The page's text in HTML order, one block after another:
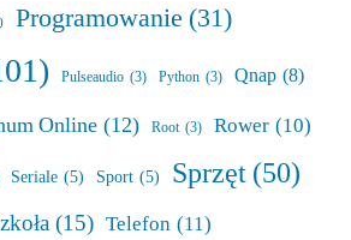
Programowanie (31)
Pulseaudio (3) Python (3) Qnap (8)
Online (12) Root (3) Rower (10)
Seriale (5) Sport (5) Sprzęt(50)
(15) Telefon (11)